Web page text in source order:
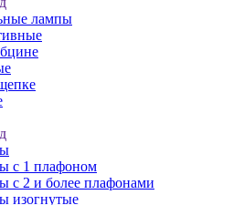
лампы
с 1 плафоном
с 2 и более плафонами
изогнутые